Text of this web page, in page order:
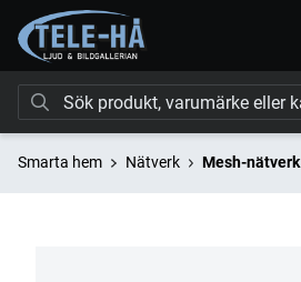
Smarta hem Nätverk Mesh-nätverk